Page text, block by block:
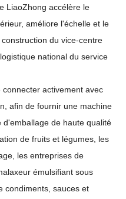
LiaoZhong accélère le
améliore l'échelle et le
du vice-centre
national du service
activement avec
afin de fournir une machine
de haute qualité
de fruits et légumes, les
les entreprises de
émulsifiant sous
condiments, sauces et